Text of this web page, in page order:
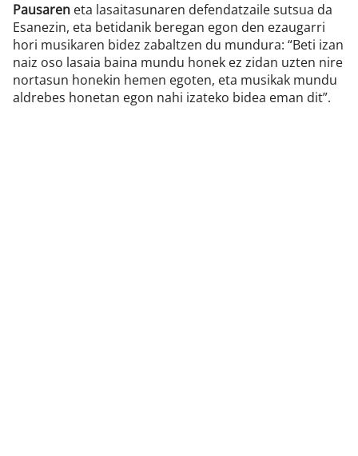
Pausaren eta lasaitasunaren defendatzaile sutsua da
Esanezin, eta betidanik beregan egon den ezaugarri
hori musikaren bidez zabaltzen du mundura: “Beti izan
naiz oso lasaia baina mundu honek ez zidan uzten nire
nortasun honekin hemen egoten, eta musikak mundu
aldrebes honetan egon nahi izateko bidea eman dit”.